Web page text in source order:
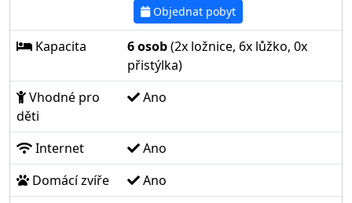
Objednat pobyt
Kapacita 6 osob(2x ložnice, 6x lůžko, 0x
přistýlka)
Vhodné pro
děti
Ano
Internet
Ano
Domácí zvíře
Ano